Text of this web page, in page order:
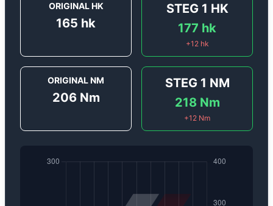
ORIGINAL HK
165 hk
STEG 1 HK
177 hk
+12hk
ORIGINAL NM
206Nm
STEG 1 NM
218 Nm
+12 Nm